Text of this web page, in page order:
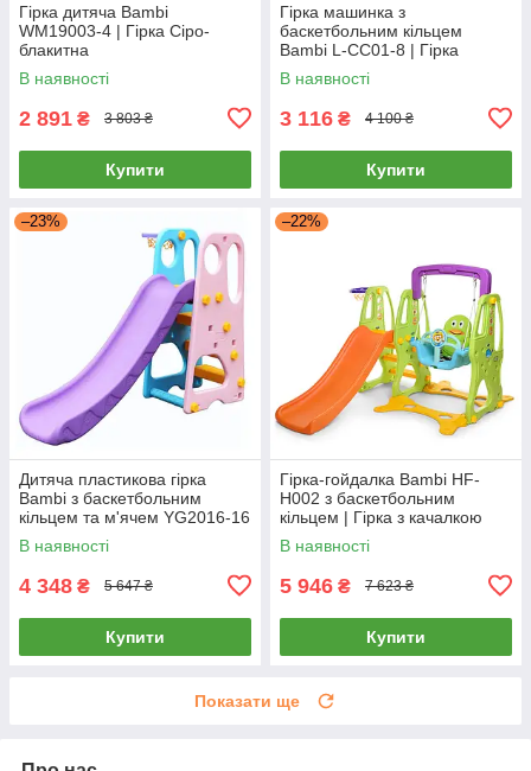
Гірка дитяча Bambi
WM19003-4 | Гірка Сіро-
блакитна
В наявності
2 891 ₴ 3 803 ₴
Купити
Гірка машинка з
баскетбольним кільцем
Bambi L-CC01-8 | Гірка
машинка Рожева
В наявності
3 116 ₴ 4 100 ₴
Купити
–23%
Дитяча пластикова гірка
Bambi з баскетбольним
кільцем та м'ячем YG2016-16
Рожевий
В наявності
4 348 ₴ 5 647 ₴
Купити
–22%
Гірка-гойдалка Bambi HF-
H002 з баскетбольним
кільцем | Гірка з качалкою
Зелено-жовтогаряча (розмір
150*120*177)
В наявності
5 946 ₴ 7 623 ₴
Купити
Показати ще